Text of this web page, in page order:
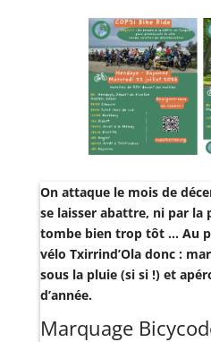
On attaque le mois de
se laisser abattre, ni par la
tombe bien trop tôt … Au
vélo Txirrind’Ola donc :
sous la pluie (si si !) et
d’année.
Marquage